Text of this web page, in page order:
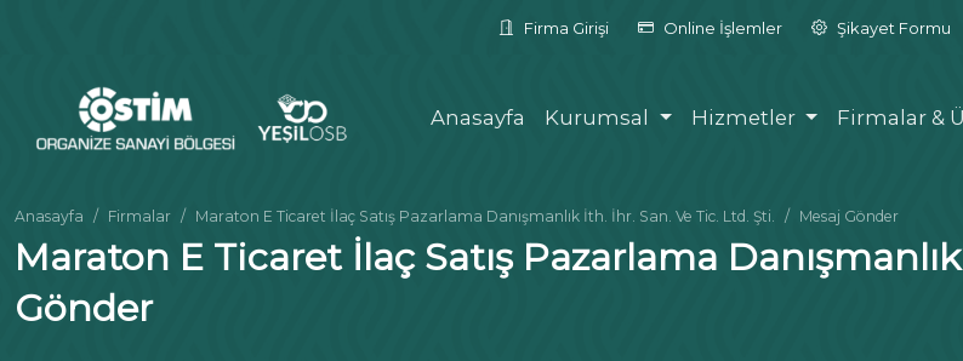
Firma Girişi Online İşlemler Şikayet Formu
Anasayfa Kurumsal Hizmetler Firmalar &
Anasayfa Firmalar Maraton E Ticaret İlaç Satış Pazarlama Danışmanlık İth. İhr. San. Ve Tic. Ltd. Şti. Mesaj Gönder
Maraton E Ticaret İlaç Satış Pazarlama
Gönder